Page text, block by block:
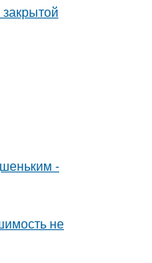
-
не